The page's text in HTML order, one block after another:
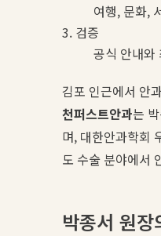
여행, 문화,
3. 검증
공식 안내와
김포 인근에서 안
천퍼스트안과는
며, 대한안과학회
도 수술 분야에서
박종서 원